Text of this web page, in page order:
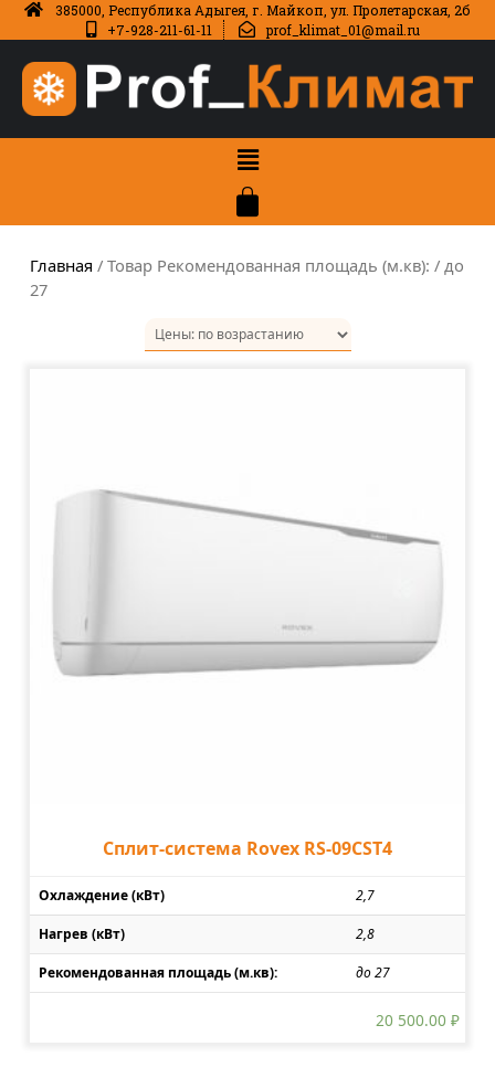
385000, Республика Адыгея, г. Майкоп, ул. Пролетарская, 2б
+7-928-211-61-11
prof_klimat_01@mail.ru
Главная / Товар Рекомендованная площадь (м.кв): / до
27
Сплит-система Rovex RS-09CST4
Охлаждение (кВт) 2,7
Нагрев (кВт) 2,8
Рекомендованная площадь (м.кв): до 27
20 500.00 ₽